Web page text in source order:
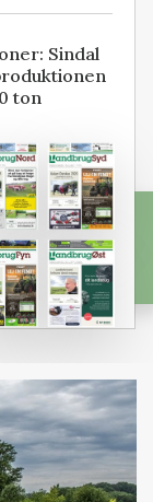
Sindal
ton